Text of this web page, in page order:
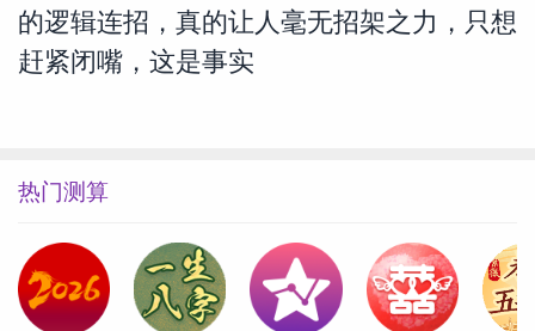
的逻辑连招，真的让人毫无招架之力，只想
赶紧闭嘴，这是事实
热门测算